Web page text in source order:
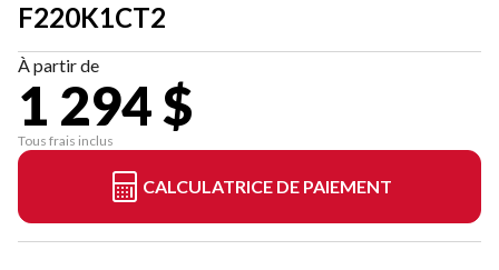
F220K1CT2
À partir de
1 294 $
Tous frais inclus
CALCULATRICE DE PAIEMENT